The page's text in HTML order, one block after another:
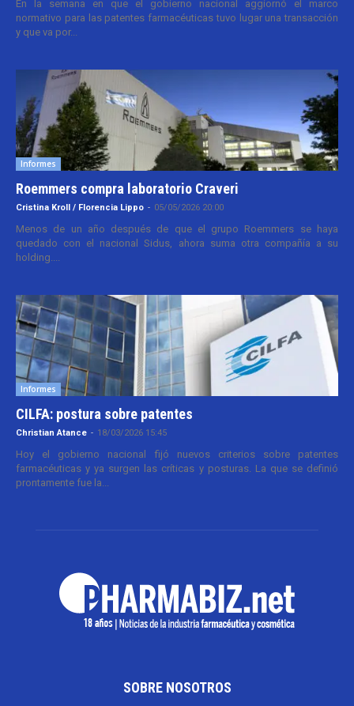
En la semana en que el gobierno nacional aggiornó el marco
normativo para las patentes farmacéuticas tuvo lugar una transacción
y que va por...
Informes
Roemmers compra laboratorio Craveri
Cristina Kroll / Florencia Lippo - 05/05/2026 20:00
Menos de un año después de que el grupo Roemmers se haya
quedado con el nacional Sidus, ahora suma otra compañía a su
holding....
Informes
CILFA: postura sobre patentes
Christian Atance - 18/03/2026 15:45
Hoy el gobierno nacional fijó nuevos criterios sobre patentes
farmacéuticas y ya surgen las críticas y posturas. La que se definió
prontamente fue la...
SOBRE NOSOTROS